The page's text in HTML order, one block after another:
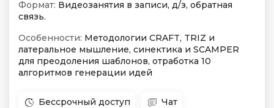
Формат: Видеозанятия в записи, д/з, обратная
связь.
Особенности: Методологии CRAFT, TRIZ и
латеральное мышление, синектика и SCAMPER
для преодоления шаблонов, отработка 10
алгоритмов генерации идей
Бессрочный доступ Чат